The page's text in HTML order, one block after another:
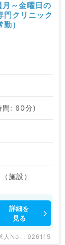
～金曜日の
クリニック
）
間: 60分)
施設）
詳細を
見る
人No. : 926115